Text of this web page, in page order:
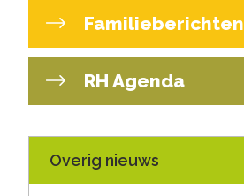
Familieberichten
RH Agenda
Overig nieuws